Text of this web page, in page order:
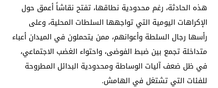
هذه الحادثة، رغم محدودية نطاقها، تفتح نقاشاً أعمق حول
الإكراهات اليومية التي تواجهها السلطات المحلية، وعلى
رأسها رجال السلطة وأعوانهم، ممن يتحملون في الميدان أعباء
متداخلة تجمع بين ضبط الفوضى، واحتواء الغضب الاجتماعي،
في ظل ضعف آليات الوساطة ومحدودية البدائل المطروحة
للفئات التي تشتغل في الهامش.